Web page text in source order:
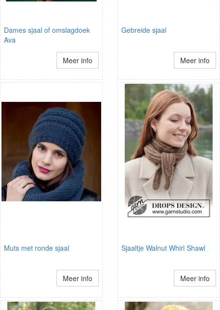
Dames sjaal of omslagdoek
Ava
Meer info
Gebreide sjaal
Meer info
Muts met ronde sjaal
Meer info
Sjaaltje Walnut Whirl Shawl
Meer info